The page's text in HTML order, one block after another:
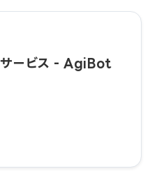
サービス - AgiBot